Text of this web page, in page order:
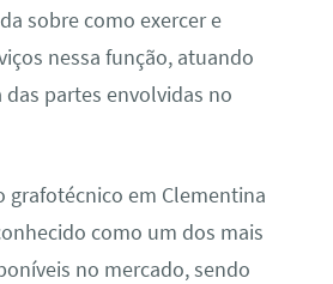
sobre como exercer e
nessa função, atuando
partes envolvidas no
grafotécnico em Clementina
como um dos mais
no mercado, sendo